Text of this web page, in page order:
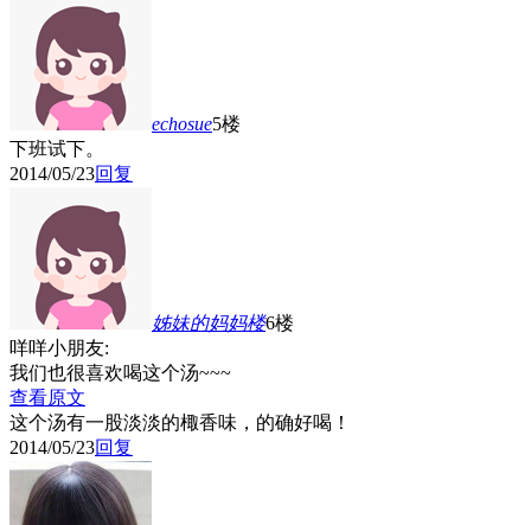
echosue5楼
下班试下。
2014/05/23回复
姊妹的妈妈楼6楼
咩咩小朋友:
我们也很喜欢喝这个汤~~~
查看原文
这个汤有一股淡淡的棷香味，的确好喝！
2014/05/23回复